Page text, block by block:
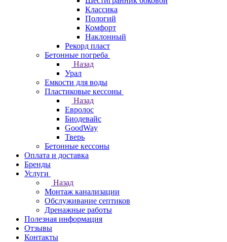
Классика
Пологий
Комфорт
Наклонный
Рекорд пласт
Бетонные погреба
Назад
Урал
Емкости для воды
Пластиковые кессоны
Назад
Евролос
Биодевайс
GoodWay
Тверь
Бетонные кессоны
Оплата и доставка
Бренды
Услуги
Назад
Монтаж канализации
Обслуживание септиков
Дренажные работы
Полезная информация
Отзывы
Контакты